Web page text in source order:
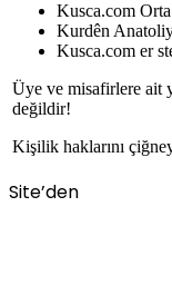
Kusca.com
Kurdên
Kusca.com er
Üye ve misafirlere ait
değildir!
Kişilik haklarını
Site’den